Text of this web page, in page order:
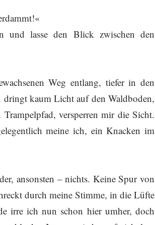
und lasse den Blick zwischen den
Weg entlang, tiefer in den
kaum Licht auf den Waldboden,
versperren mir die Sicht.
meine ich, ein Knacken im
ansonsten – nichts. Keine Spur von
durch meine Stimme, in die Lüfte
irre ich nun schon hier umher, doch